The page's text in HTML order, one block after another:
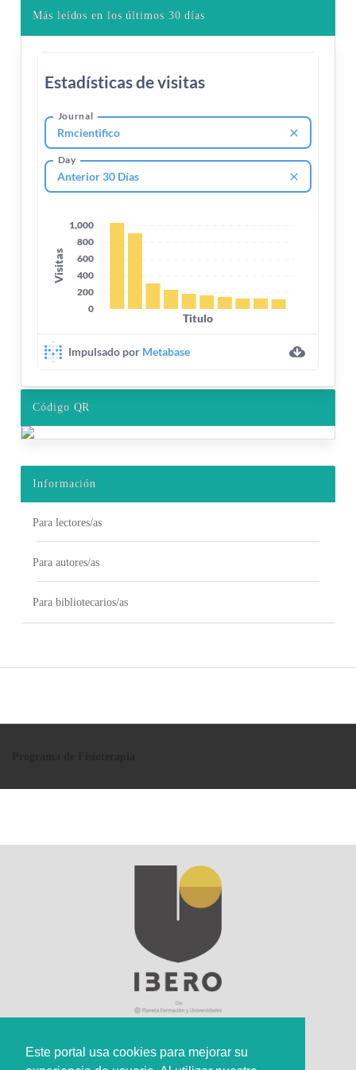
Este portal usa cookies para mejorar su
Más leídos en los últimos 30 días
Código QR
Información
Para lectores/as
Para autores/as
Para bibliotecarios/as